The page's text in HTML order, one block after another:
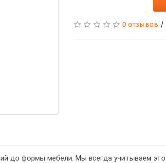
0 отзывов /
до формы мебели. Мы всегда учитываем это